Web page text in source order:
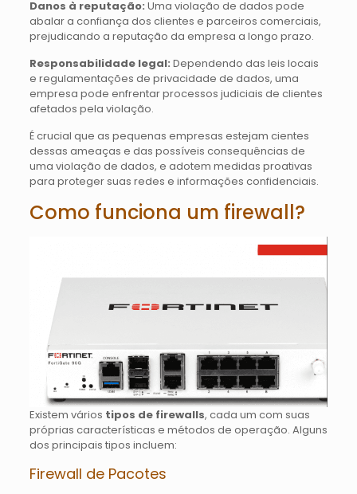
Danos à reputação: Uma violação de dados pode
abalar a confiança dos clientes e parceiros comerciais,
prejudicando a reputação da empresa a longo prazo.
Responsabilidade legal: Dependendo das leis locais
e regulamentações de privacidade de dados, uma
empresa pode enfrentar processos judiciais de clientes
afetados pela violação.
É crucial que as pequenas empresas estejam cientes
dessas ameaças e das possíveis consequências de
uma violação de dados, e adotem medidas proativas
para proteger suas redes e informações confidenciais.
Como funciona um firewall?
Existem vários tipos de firewalls, cada um com suas
próprias características e métodos de operação. Alguns
dos principais tipos incluem:
Firewall de Pacotes